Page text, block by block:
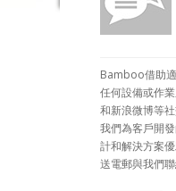
Bamboo借助
任何設備或作
和新浪微博等
我們為客戶開
計和解決方案
送電郵與我們聯